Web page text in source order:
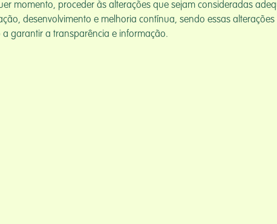
momento, proceder às alterações que sejam consideradas
desenvolvimento e melhoria contínua, sendo essas
garantir a transparência e informação.